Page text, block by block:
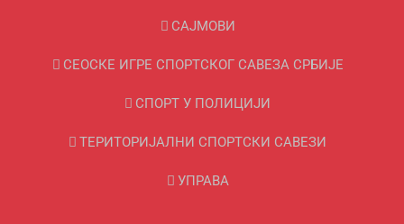
САЈМОВИ
СЕОСКЕ ИГРЕ СПОРТСКОГ САВЕЗА СРБИЈЕ
СПОРТ У ПОЛИЦИЈИ
ТЕРИТОРИЈАЛНИ СПОРТСКИ САВЕЗИ
УПРАВА